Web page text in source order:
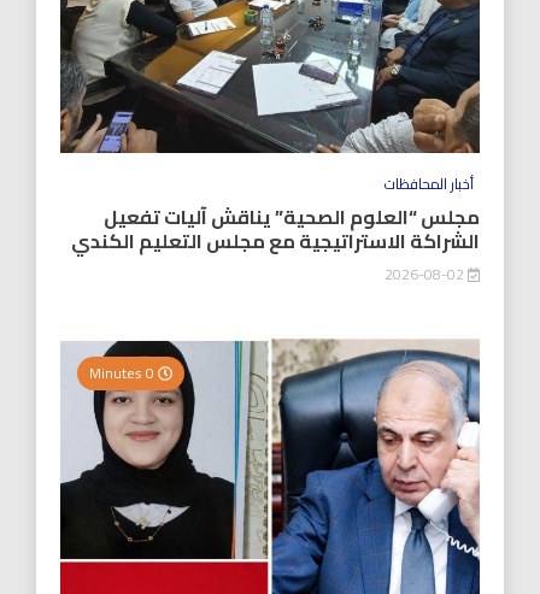
أخبار المحافظات
مجلس “العلوم الصحية” يناقش آليات تفعيل
الشراكة الاستراتيجية مع مجلس التعليم الكندي